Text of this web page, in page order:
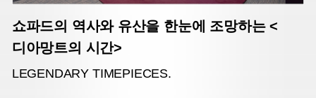
쇼파드의 역사와 유산을 한눈에 조망하는 <
디아망트의 시간>
LEGENDARY TIMEPIECES.